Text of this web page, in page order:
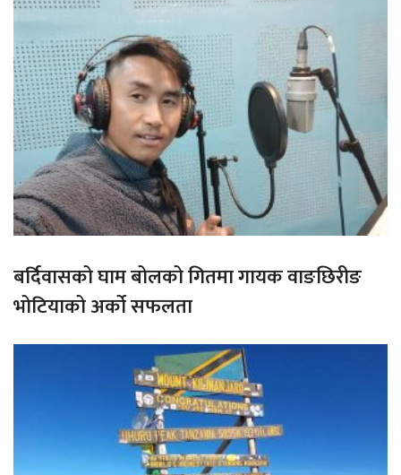
बर्दिवासको घाम बोलको गितमा गायक वाङछिरीङ
भोटियाको अर्को सफलता